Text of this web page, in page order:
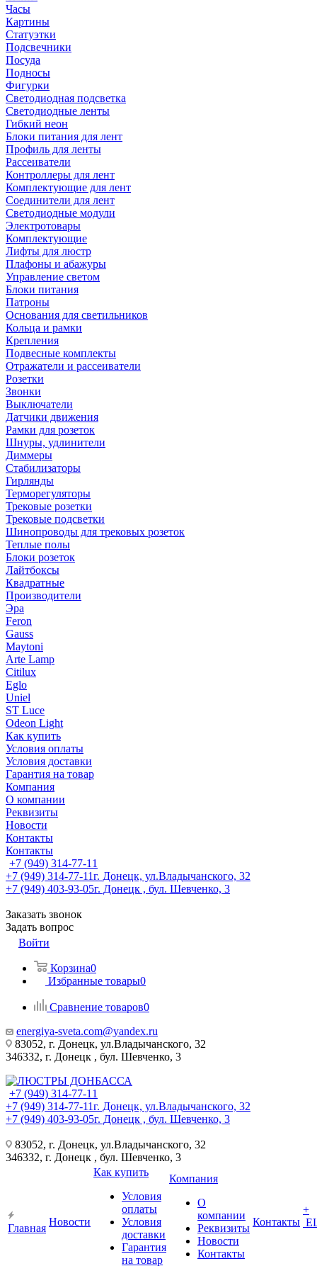
Часы
Картины
Статуэтки
Подсвечники
Посуда
Подносы
Фигурки
Светодиодная подсветка
Светодиодные ленты
Гибкий неон
Блоки питания для лент
Профиль для ленты
Рассеиватели
Контроллеры для лент
Комплектующие для лент
Соединители для лент
Светодиодные модули
Электротовары
Комплектующие
Лифты для люстр
Плафоны и абажуры
Управление светом
Блоки питания
Патроны
Основания для светильников
Кольца и рамки
Крепления
Подвесные комплекты
Отражатели и рассеиватели
Розетки
Звонки
Выключатели
Датчики движения
Рамки для розеток
Шнуры, удлинители
Диммеры
Стабилизаторы
Гирлянды
Терморегуляторы
Трековые розетки
Трековые подсветки
Шинопроводы для трековых розеток
Теплые полы
Блоки розеток
Лайтбоксы
Квадратные
Производители
Эра
Feron
Gauss
Maytoni
Arte Lamp
Citilux
Eglo
Uniel
ST Luce
Odeon Light
Как купить
Условия оплаты
Условия доставки
Гарантия на товар
Компания
О компании
Реквизиты
Новости
Контакты
Контакты
+7 (949) 314-77-11
+7 (949) 314-77-11г. Донецк, ул.Владычанского, 32
+7 (949) 403-93-05г. Донецк , бул. Шевченко, 3
Заказать звонок
Задать вопрос
Войти
Корзина0
Избранные товары0
Сравнение товаров0
energiya-sveta.com@yandex.ru
83052, г. Донецк, ул.Владычанского, 32
346332, г. Донецк , бул. Шевченко, 3
+7 (949) 314-77-11
+7 (949) 314-77-11г. Донецк, ул.Владычанского, 32
+7 (949) 403-93-05г. Донецк , бул. Шевченко, 3
83052, г. Донецк, ул.Владычанского, 32
346332, г. Донецк , бул. Шевченко, 3
Главная
Новости
Как купить
Условия
оплаты
Условия
доставки
Гарантия
на товар
Компания
О
компании
Реквизиты
Новости
Контакты
Контакты
+